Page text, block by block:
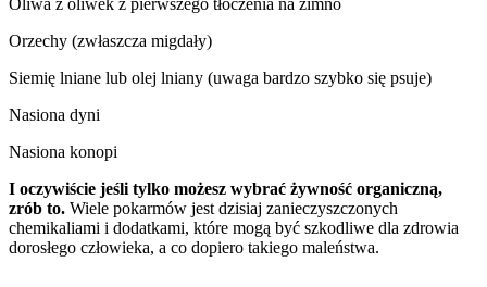
Orzechy (zwłaszcza migdały)
Siemię lniane lub olej lniany (uwaga bardzo szybko się psuje)
Nasiona dyni
Nasiona konopi
I oczywiście jeśli tylko możesz wybrać żywność organiczną,
zrób to. Wiele pokarmów jest dzisiaj zanieczyszczonych
chemikaliami i dodatkami, które mogą być szkodliwe dla zdrowia
dorosłego człowieka, a co dopiero takiego maleństwa.